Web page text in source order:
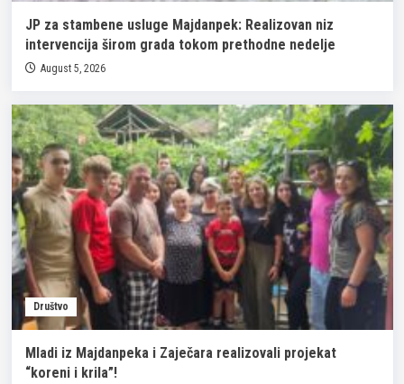
JP za stambene usluge Majdanpek: Realizovan niz
intervencija širom grada tokom prethodne nedelje
August 5, 2026
Društvo
Mladi iz Majdanpeka i Zaječara realizovali projekat
“koreni i krila”!